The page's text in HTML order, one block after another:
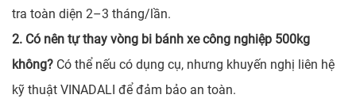
tra toàn diện 2–3 tháng/lần.
2. Có nên tự thay vòng bi bánh xe công nghiệp 500kg
không? Có thể nếu có dụng cụ, nhưng khuyến nghị liên hệ
kỹ thuật VINADALI để đảm bảo an toàn.